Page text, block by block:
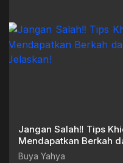
Jangan Salah‼️ Tips
Mendapatkan Berkah
Jelaskan!
Buya Yahya